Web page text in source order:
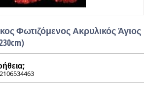
Φωτιζόμενος Ακρυλικός Άγιος